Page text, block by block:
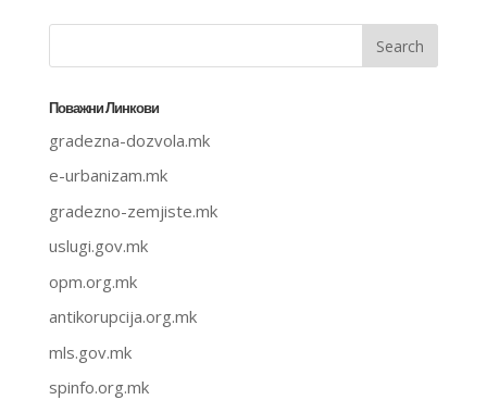
Поважни Линкови
gradezna-dozvola.mk
e-urbanizam.mk
gradezno-zemjiste.mk
uslugi.gov.mk
opm.org.mk
antikorupcija.org.mk
mls.gov.mk
spinfo.org.mk